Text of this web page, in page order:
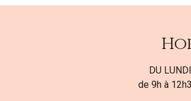
DU
de 9h à